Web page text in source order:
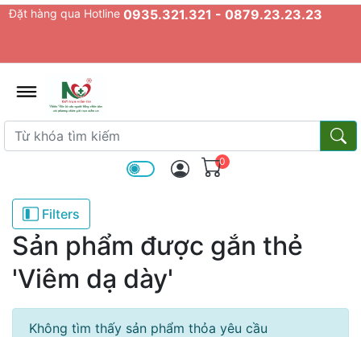
Đặt hàng qua Hotline 0935.321.321 - 0879.23.23.23
Từ khóa tìm kiếm
Từ
0
Filters
Sản phẩm được gắn thẻ
'Viêm dạ dày'
Không tìm thấy sản phẩm thỏa yêu cầu